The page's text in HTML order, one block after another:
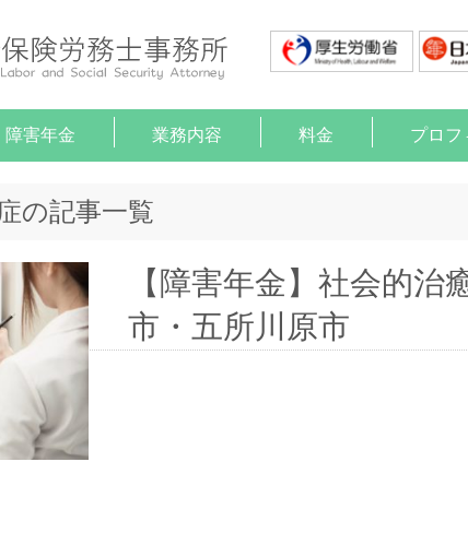
障害年金 業務内容 料金 プロフ
の記事一覧
【障害年金】社会的
市・五所川原市